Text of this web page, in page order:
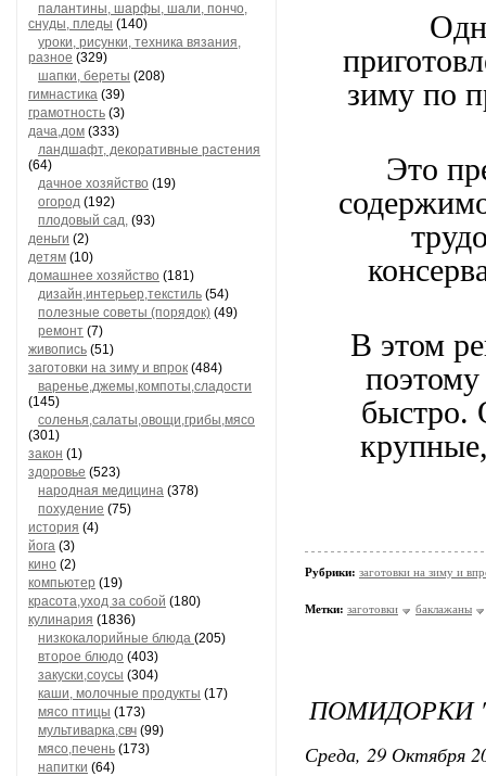
палантины, шарфы, шали, пончо,
снуды, пледы (140)
уроки, рисунки, техника вязания,
разное (329)
шапки, береты (208)
гимнастика (39)
грамотность (3)
дача,дом (333)
ландшафт, декоративные растения
(64)
дачное хозяйство (19)
огород (192)
плодовый сад, (93)
деньги (2)
детям (10)
домашнее хозяйство (181)
дизайн,интерьер,текстиль (54)
полезные советы (порядок) (49)
ремонт (7)
живопись (51)
заготовки на зиму и впрок (484)
варенье,джемы,компоты,сладости
(145)
соленья,салаты,овощи,грибы,мясо
(301)
закон (1)
здоровье (523)
народная медицина (378)
похудение (75)
история (4)
йога (3)
кино (2)
компьютер (19)
красота,уход за собой (180)
кулинария (1836)
низкокалорийные блюда (205)
второе блюдо (403)
закуски,соусы (304)
каши, молочные продукты (17)
мясо птицы (173)
мультиварка,свч (99)
мясо,печень (173)
напитки (64)
зиму по
Это
В этом
быстро.
Рубрики: заготовки на зиму и
Метки: заготовки баклажаны
ПОМИДОРКИ
Среда, 29 Октября